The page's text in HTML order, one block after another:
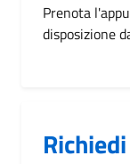
Prenota
disposizione